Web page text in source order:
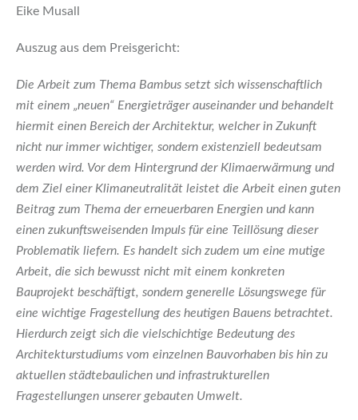
Eike Musall
Auszug aus dem Preisgericht:
Die Arbeit zum Thema Bambus setzt sich wissenschaftlich
mit einem „neuen“ Energieträger auseinander und behandelt
hiermit einen Bereich der Architektur, welcher in Zukunft
nicht nur immer wichtiger, sondern existenziell bedeutsam
werden wird. Vor dem Hintergrund der Klimaerwärmung und
dem Ziel einer Klimaneutralität leistet die Arbeit einen guten
Beitrag zum Thema der erneuerbaren Energien und kann
einen zukunftsweisenden Impuls für eine Teillösung dieser
Problematik liefern. Es handelt sich zudem um eine mutige
Arbeit, die sich bewusst nicht mit einem konkreten
Bauprojekt beschäftigt, sondern generelle Lösungswege für
eine wichtige Fragestellung des heutigen Bauens betrachtet.
Hierdurch zeigt sich die vielschichtige Bedeutung des
Architekturstudiums vom einzelnen Bauvorhaben bis hin zu
aktuellen städtebaulichen und infrastrukturellen
Fragestellungen unserer gebauten Umwelt.